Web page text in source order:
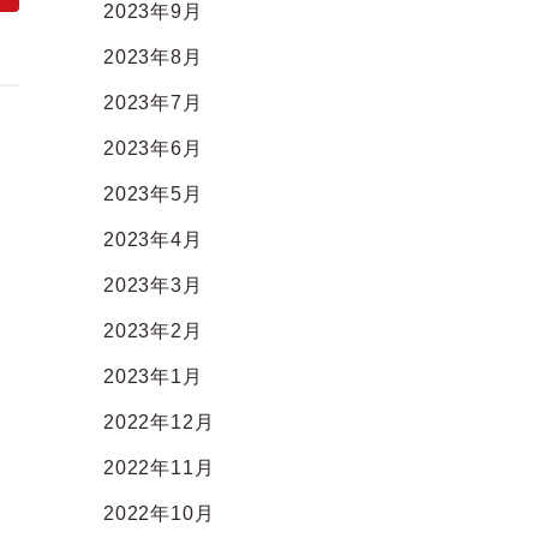
2023年9月
2023年8月
2023年7月
2023年6月
2023年5月
2023年4月
2023年3月
2023年2月
2023年1月
2022年12月
2022年11月
2022年10月